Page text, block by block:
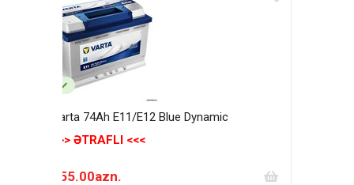
Varta 74Ah E11/E12 Blue Dynamic
>>> ƏTRAFLI <<<
255.00azn.